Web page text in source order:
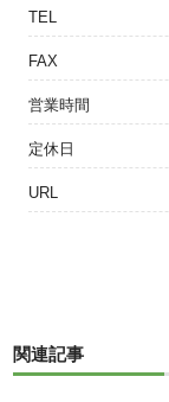
TEL
FAX
営業時間
定休日
URL
関連記事